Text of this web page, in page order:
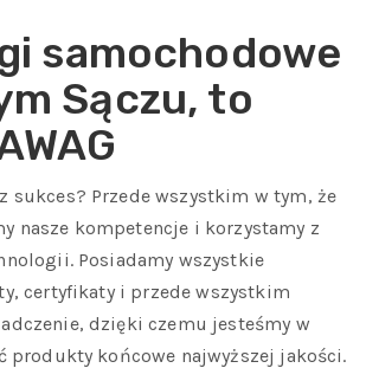
samochodowe
Sączu, to
sukces? Przede wszystkim w tym, że
nasze kompetencje i korzystamy z
Posiadamy wszystkie
certyfikaty i przede wszystkim
dzięki czemu jesteśmy w
produkty końcowe najwyższej jakości.